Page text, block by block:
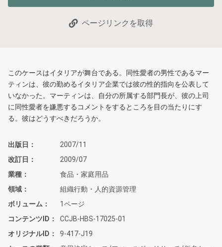
ページリンクを取得
このケースはイタリアが舞台である。同性愛者の男性であるマー
ティンは、彼の勤めるイタリア企業では彼の性的指向を公表して
いなかった。マーティンは、自分の所属する部門長が、彼の上司
に同性愛者を嫌悪するコメントをするところを目の当たりにす
る。彼はどうすべきだろうか。
出版日
2007/11
改訂日
2009/07
業種
食品・家庭用品
領域
組織行動・人的資源管理
ボリューム
1ページ
コンテンツID
CCJB-HBS-17025-01
オリジナルID
9-417-J19